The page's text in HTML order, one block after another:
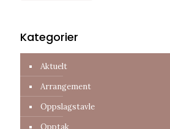
Kategorier
Aktuelt
Arrangement
Oppslagstavle
Opptak